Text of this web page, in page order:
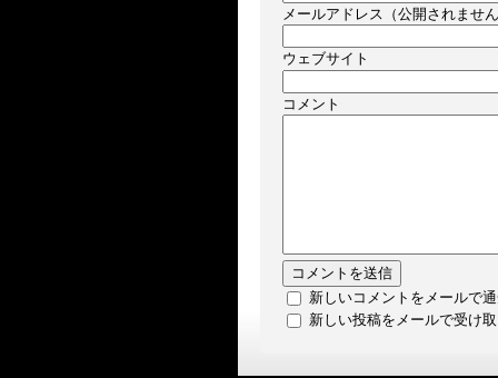
メールアドレス（公開されませ
ウェブサイト
コメント
新しいコメントをメールで
新しい投稿をメールで受け